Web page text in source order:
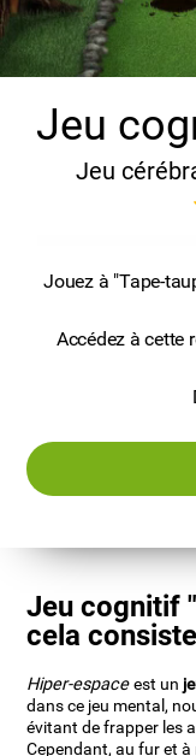
Jeu
Jeu
Jouez à "Tape-
Accédez à cette
Jeu cognitif
cela
Hiper-espaceest un
dans ce jeu mental,
évitant de frapper les
Cependant, au fur et à